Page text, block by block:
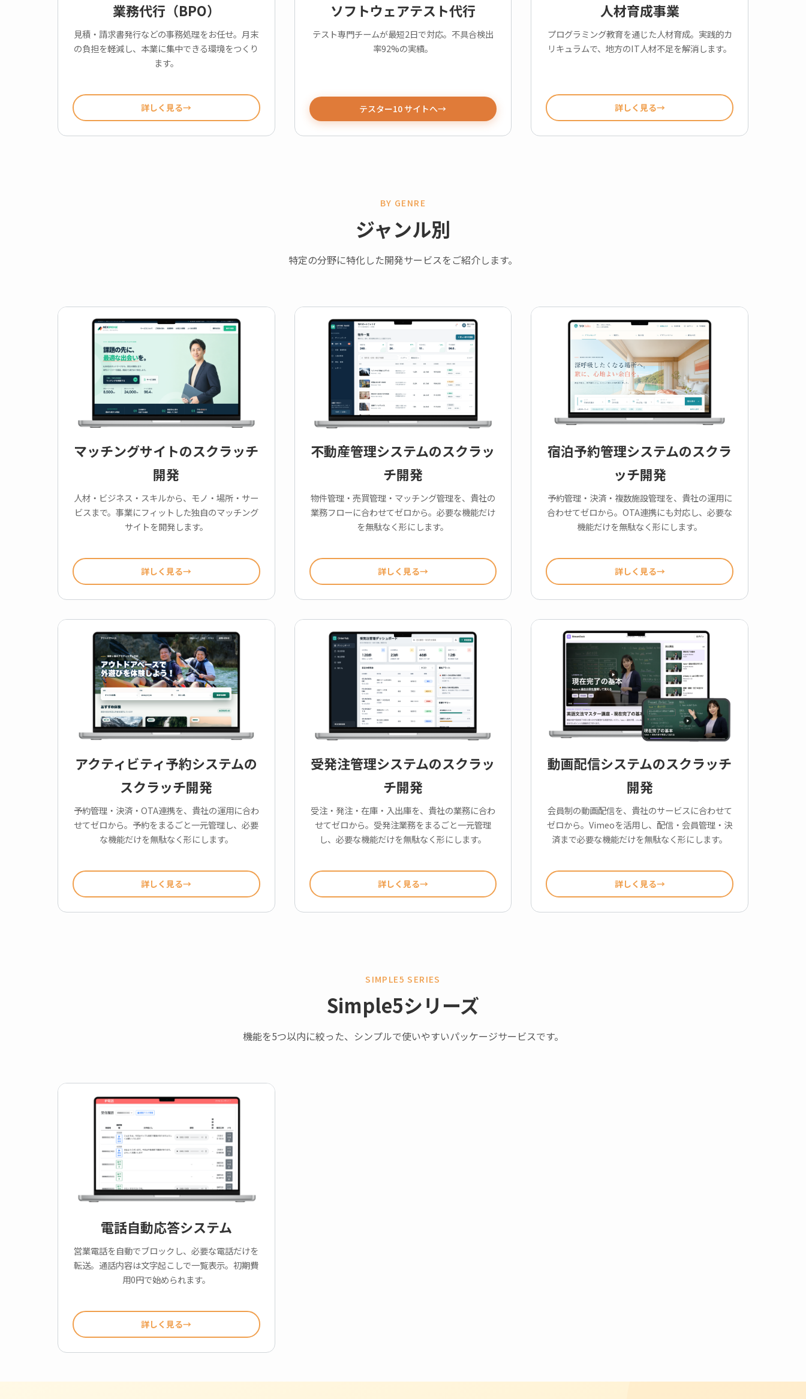
業務代行（BPO）
見積・請求書発行などの事務処理をお任せ。月末
の負担を軽減し、本業に集中できる環境をつくり
ます。
詳しく見る
ソフトウェアテスト代行
テスト専門チームが最短2日で対応。不具合検出
率92%の実績。
テスター10 サイトへ
人材育成事業
プログラミング教育を通じた人材育成。実践的カ
リキュラムで、地方のIT人材不足を解消します。
詳しく見る
BY GENRE
ジャンル別
特定の分野に特化した開発サービスをご紹介します。
マッチングサイトのスクラッチ
開発
人材・ビジネス・スキルから、モノ・場所・サー
ビスまで。事業にフィットした独自のマッチング
サイトを開発します。
詳しく見る
不動産管理システムのスクラッ
チ開発
物件管理・売買管理・マッチング管理を、貴社の
業務フローに合わせてゼロから。必要な機能だけ
を無駄なく形にします。
詳しく見る
宿泊予約管理システムのスクラ
ッチ開発
予約管理・決済・複数施設管理を、貴社の運用に
合わせてゼロから。OTA連携にも対応し、必要な
機能だけを無駄なく形にします。
詳しく見る
アクティビティ予約システムの
スクラッチ開発
予約管理・決済・OTA連携を、貴社の運用に合わ
せてゼロから。予約をまるごと一元管理し、必要
な機能だけを無駄なく形にします。
詳しく見る
受発注管理システムのスクラッ
チ開発
受注・発注・在庫・入出庫を、貴社の業務に合わ
せてゼロから。受発注業務をまるごと一元管理
し、必要な機能だけを無駄なく形にします。
詳しく見る
動画配信システムのスクラッチ
開発
会員制の動画配信を、貴社のサービスに合わせて
ゼロから。Vimeoを活用し、配信・会員管理・決
済まで必要な機能だけを無駄なく形にします。
詳しく見る
SIMPLE5 SERIES
Simple5シリーズ
機能を5つ以内に絞った、シンプルで使いやすいパッケージサービスです。
電話自動応答システム
営業電話を自動でブロックし、必要な電話だけを
転送。通話内容は文字起こしで一覧表示。初期費
用0円で始められます。
詳しく見る